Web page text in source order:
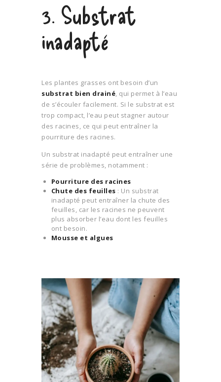
3. Substrat
inadapté
Les plantes grasses ont besoin d’un
substrat bien drainé, qui permet à l’eau
de s’écouler facilement. Si le substrat est
trop compact, l’eau peut stagner autour
des racines, ce qui peut entraîner la
pourriture des racines.
Un substrat inadapté peut entraîner une
série de problèmes, notamment :
Pourriture des racines
Chute des feuilles : Un substrat
inadapté peut entraîner la chute des
feuilles, car les racines ne peuvent
plus absorber l’eau dont les feuilles
ont besoin.
Mousse et algues